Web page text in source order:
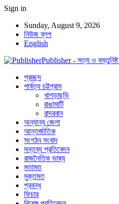
Sign in
Sunday, August 9, 2026
নিউজ ব্লগ
English
Publisher - সত্য ও বস্তুনিষ্ট
প্রচ্ছদ
পার্বত্য চট্টগ্রাম
খাগড়াছড়ি
রাঙামাটি
বান্দরবান
অন্যান্য জেলা
আন্তর্জাতিক
সংগঠন সংবাদ
মন্তব্য প্রতিবেদন
রাজনৈতিক ভাষ্য
মতামত
মুক্তমত
প্রবন্ধ
ফিচার